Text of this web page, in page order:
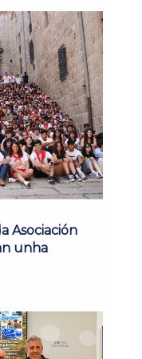
Asociación
unha